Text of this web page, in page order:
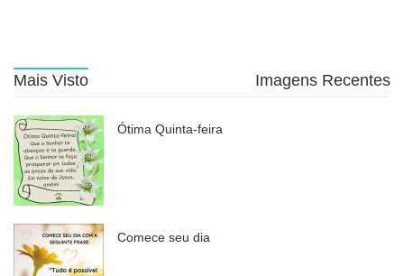
Mais Visto Imagens Recentes
Ótima Quinta-feira
Comece seu dia